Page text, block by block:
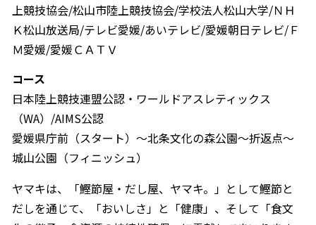
上競技協会/松山市陸上競技協会/学校法人松山大学/ＮＨ
Ｋ松山放送局/テレビ愛媛/あいテレビ/愛媛朝日テレビ/Ｆ
Ｍ愛媛/愛媛ＣＡＴＶ
コース
日本陸上競技連盟公認・ワールドアスレティックス
（WA）/AIMS公認
愛媛県庁前（スタート）～北条文化の森公園～折返点～
城山公園（フィニッシュ）
ヤマキは、「鰹節屋・だし屋、ヤマキ。」として鰹節と
だしを通じて、「おいしさ」と「健康」、そして「食文